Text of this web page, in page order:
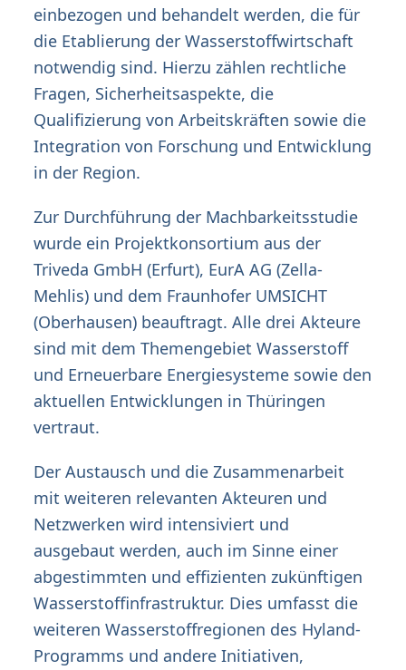
einbezogen und behandelt werden, die für
die Etablierung der Wasserstoffwirtschaft
notwendig sind. Hierzu zählen rechtliche
Fragen, Sicherheitsaspekte, die
Qualifizierung von Arbeitskräften sowie die
Integration von Forschung und Entwicklung
in der Region.
Zur Durchführung der Machbarkeitsstudie
wurde ein Projektkonsortium aus der
Triveda GmbH (Erfurt), EurA AG (Zella-
Mehlis) und dem Fraunhofer UMSICHT
(Oberhausen) beauftragt. Alle drei Akteure
sind mit dem Themengebiet Wasserstoff
und Erneuerbare Energiesysteme sowie den
aktuellen Entwicklungen in Thüringen
vertraut.
Der Austausch und die Zusammenarbeit
mit weiteren relevanten Akteuren und
Netzwerken wird intensiviert und
ausgebaut werden, auch im Sinne einer
abgestimmten und effizienten zukünftigen
Wasserstoffinfrastruktur. Dies umfasst die
weiteren Wasserstoffregionen des Hyland-
Programms und andere Initiativen,